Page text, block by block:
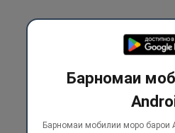
Барномаи
Барномаи мобилии моро барои